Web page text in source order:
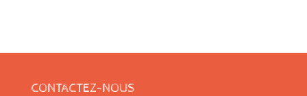
CONTACTEZ-NOUS